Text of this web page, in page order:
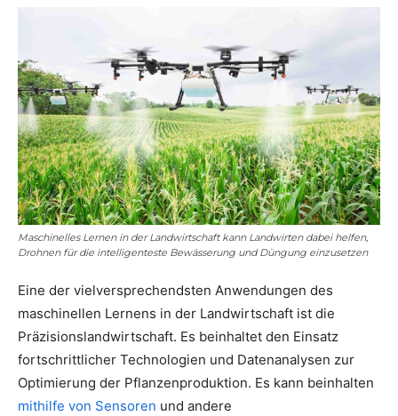
Maschinelles Lernen in der Landwirtschaft kann Landwirten dabei helfen,
Drohnen für die intelligenteste Bewässerung und Düngung einzusetzen
Eine der vielversprechendsten Anwendungen des
maschinellen Lernens in der Landwirtschaft ist die
Präzisionslandwirtschaft. Es beinhaltet den Einsatz
fortschrittlicher Technologien und Datenanalysen zur
Optimierung der Pflanzenproduktion. Es kann beinhalten
mithilfe von Sensoren und andere